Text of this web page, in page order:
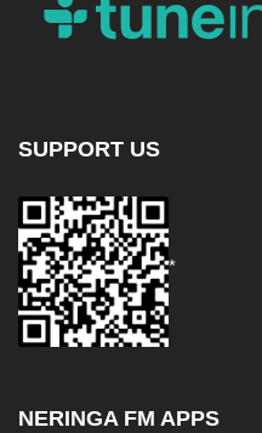
SUPPORT US
*
NERINGA FM APPS